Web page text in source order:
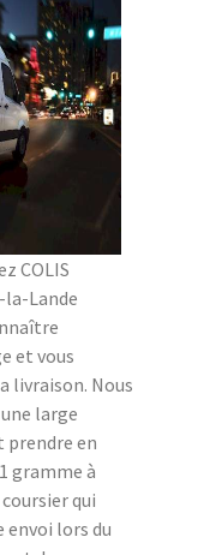
COLIS
la-Lande
et vous
livraison. Nous
large
prendre en
gramme à
qui
lors du